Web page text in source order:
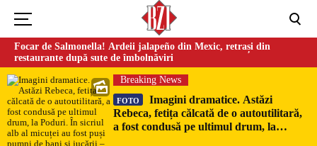
Focar de Salmonella! Ardeii jalapeño din Mexic, retrași din
restaurante după sute de îmbolnăviri
Breaking News
FOTO
Imagini dramatice. Astăzi
Rebeca, fetița călcată de o autoutilitară,
a fost condusă pe ultimul drum, la